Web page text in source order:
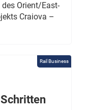
Orient/East-
Craiova –
Rail Business